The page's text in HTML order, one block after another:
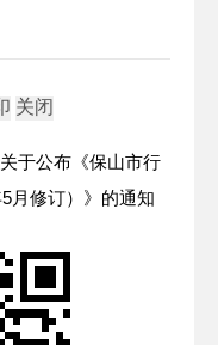
于公布《保山市行
月修订）》的通知